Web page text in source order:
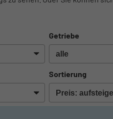
Getriebe
Sortierung